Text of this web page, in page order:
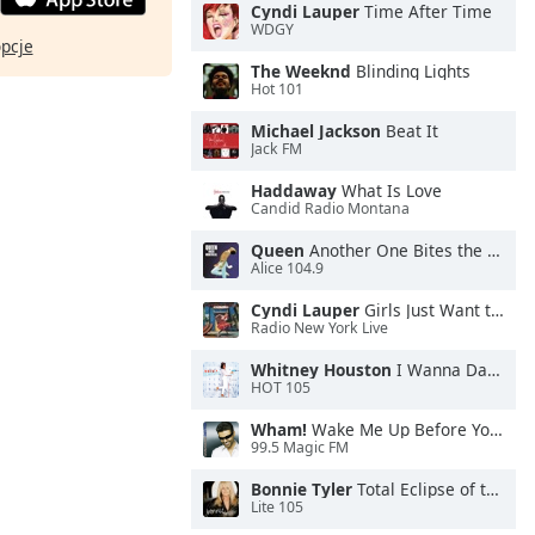
Cyndi Lauper Time After Time
WDGY
The Weeknd Blinding Lights
Hot 101
Michael Jackson Beat It
Jack FM
Haddaway What Is Love
Candid Radio Montana
Queen Another One Bites the Dust
Alice 104.9
Cyndi Lauper Girls Just Want to Have Fun
Radio New York Live
Whitney Houston I Wanna Dance With Somebody
HOT 105
Wham! Wake Me Up Before You Go-Go
99.5 Magic FM
Bonnie Tyler Total Eclipse of the Heart
Lite 105